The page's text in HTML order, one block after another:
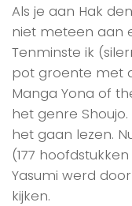
Als je aan Hak
niet meteen aan
Tenminste ik
pot groente met
Manga Yona of
het genre
het gaan lezen.
(177
Yasumi werd
kijken.